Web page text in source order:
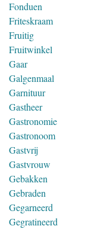
Fonduen
Friteskraam
Fruitig
Fruitwinkel
Gaar
Galgenmaal
Garnituur
Gastheer
Gastronomie
Gastronoom
Gastvrij
Gastvrouw
Gebakken
Gebraden
Gegarneerd
Gegratineerd